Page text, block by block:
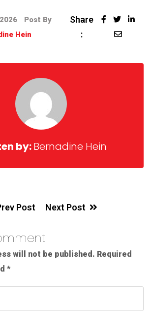
Post By
Hein
Share
:
by:Bernadine Hein
Post Next Post
will not be published. Required
*